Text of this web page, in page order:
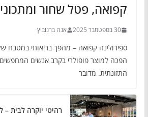
קפואה, פטל שחור
30 בספטמבר 2025 אנה ברנוביץ
ספירולינה קפואה – מהפך בריאותי במטבח
הפכה למוצר פופולרי בקרב אנשים
התזונתית. מדובר
רהיטי יוקרה לבית –